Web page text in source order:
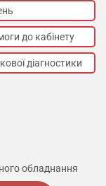
до кабінету
діагностики
обладнання